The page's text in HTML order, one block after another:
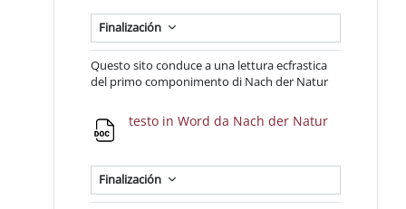
Finalización
Questo sito conduce a una lettura ecfrastica
del primo componimento di Nach der Natur
testo in Word da Nach der NaturArchivo
Finalización